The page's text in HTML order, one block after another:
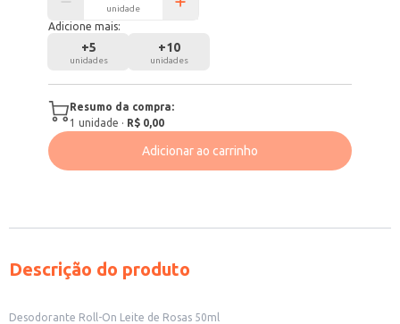
unidade
Adicione mais:
+5
unidades
+10
unidades
Resumo da compra:
1 unidade · R$ 0,00
Adicionar ao carrinho
Descrição do produto
Desodorante Roll-On Leite de Rosas 50ml